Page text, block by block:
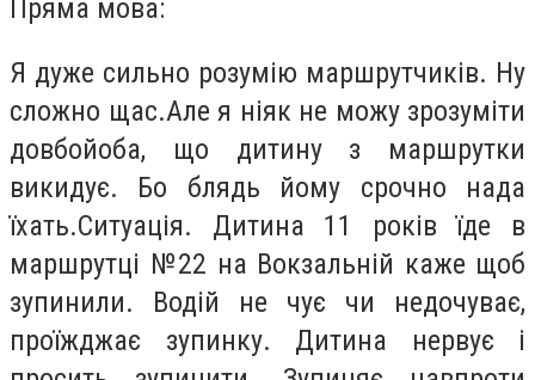
Пряма мова:
Я дуже сильно розумію маршрутчиків. Ну
сложно щас.Але я ніяк не можу зрозуміти
довбойоба, що дитину з маршрутки
викидує. Бо блядь йому срочно нада
їхать.Ситуація. Дитина 11 років їде в
маршрутці №22 на Вокзальній каже щоб
зупинили. Водій не чує чи недочуває,
проїжджає зупинку. Дитина нервує і